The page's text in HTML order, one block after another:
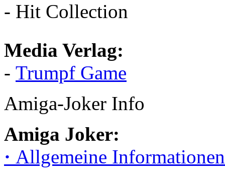
- Hit Collection
Media Verlag:
- Trumpf Game
Amiga-Joker Info
Amiga Joker:
· Allgemeine Informationen